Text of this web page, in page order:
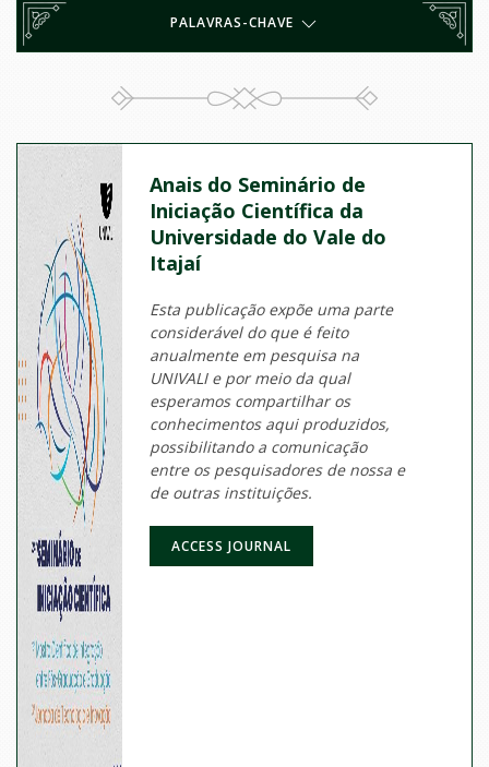
PALAVRAS-CHAVE
Anais do Seminário de
Iniciação Científica da
Universidade do Vale do
Itajaí
Esta publicação expõe uma parte
considerável do que é feito
anualmente em pesquisa na
UNIVALI e por meio da qual
esperamos compartilhar os
conhecimentos aqui produzidos,
possibilitando a comunicação
entre os pesquisadores de nossa e
de outras instituições.
ACCESS JOURNAL